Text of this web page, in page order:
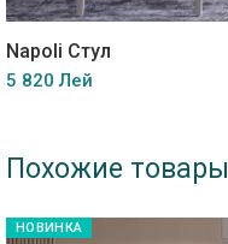
Napoli Стул
5 820 Лей
Похожие товары
НОВИНКА